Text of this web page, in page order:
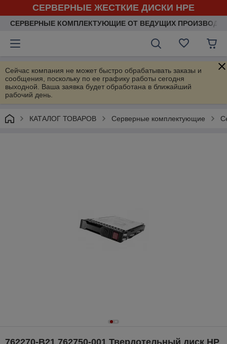
СЕРВЕРНЫЕ ЖЕСТКИЕ ДИСКИ HPE
СЕРВЕРНЫЕ КОМПЛЕКТУЮЩИЕ ОТ ВЕДУЩИХ
Сейчас компания не может быстро обрабатывать заказы и
сообщения, поскольку по ее графику работы сегодня
выходной. Ваша заявка будет обработана в ближайший
рабочий день.
КАТАЛОГ ТОВАРОВ Серверные комплектующие
762270-B21 762750-001 Твердотельный диск HP